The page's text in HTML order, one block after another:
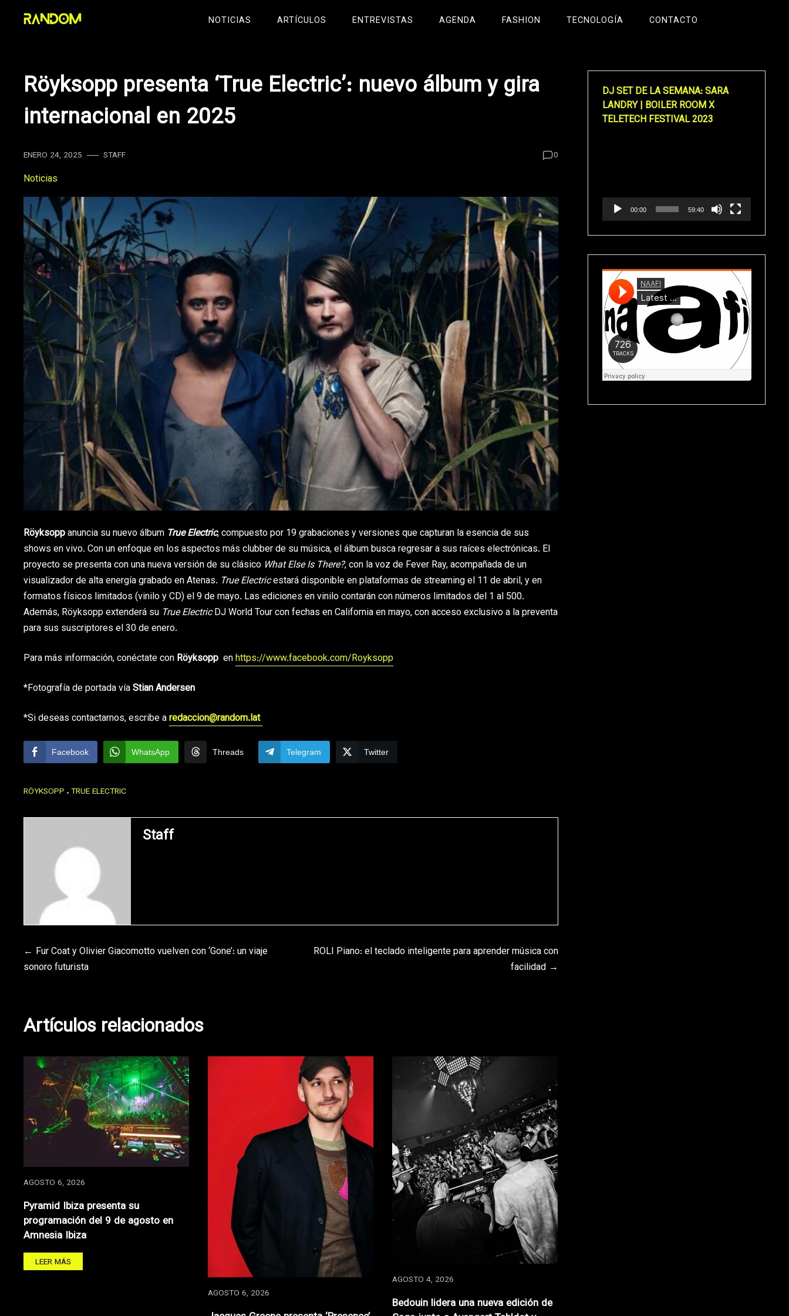
NOTICIAS ARTÍCULOS ENTREVISTAS AGENDA FASHION TECNOLOGÍA CONTACTO
Röyksopp presenta ‘True Electric’: nuevo álbum y gira
internacional en 2025
ENERO 24, 2025 STAFF 0
Noticias
Röyksoppanuncia su nuevo álbum True Electric, compuesto por 19 grabaciones y versiones que capturan la esencia de sus
shows en vivo. Con un enfoque en los aspectos más clubber de su música, el álbum busca regresar a sus raíces electrónicas. El
proyecto se presenta con una nueva versión de su clásico What Else Is There?, con la voz de Fever Ray, acompañada de un
visualizador de alta energía grabado en Atenas. True Electricestará disponible en plataformas de streaming el 11 de abril, y en
formatos físicos limitados (vinilo y CD) el 9 de mayo. Las ediciones en vinilo contarán con números limitados del 1 al 500.
Además, Röyksopp extenderá su True ElectricDJ World Tour con fechas en California en mayo, con acceso exclusivo a la preventa
para sus suscriptores el 30 de enero.
Para más información, conéctate con Röyksopp enhttps://www.facebook.com/Royksopp
*Fotografía de portada víaStian Andersen
*Si deseas contactarnos, escribe aredaccion@random.lat
Facebook WhatsApp Threads Telegram Twitter
RÖYKSOPP TRUE ELECTRIC
Staff
Navegación
entradas
Fur Coat y Olivier Giacomotto vuelven con ‘Gone’: un viaje
sonoro futurista
ROLI Piano: el teclado inteligente para aprender música con
facilidad
Artículos relacionados
AGOSTO 6, 2026
Pyramid Ibiza presenta su
programación del 9 de agosto en
Amnesia Ibiza
LEER MÁS
AGOSTO 6, 2026
AGOSTO 4, 2026
Bedouin lidera una nueva edición de
DJ SET DE LA SEMANA: SARA
LANDRY | BOILER ROOM X
TELETECH FESTIVAL 2023
00:00 59:40